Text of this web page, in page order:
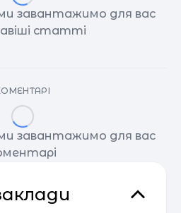
завантажимо для вас
статті
завантажимо для вас